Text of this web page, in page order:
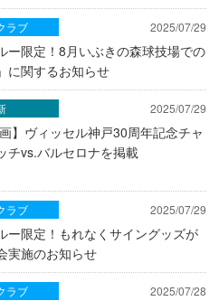
2025/07/29
ー限定！8月いぶきの森球技場での
に関するお知らせ
ラブ
2025/07/29
画】ヴィッセル神戸30周年記念チャ
チvs.バルセロナを掲載
2025/07/29
ー限定！もれなくサイングッズが
実施のお知らせ
ラブ
2025/07/28
ラブ